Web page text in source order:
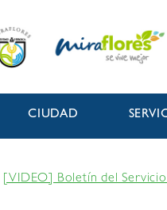
CIUDAD
[VIDEO] Boletín del